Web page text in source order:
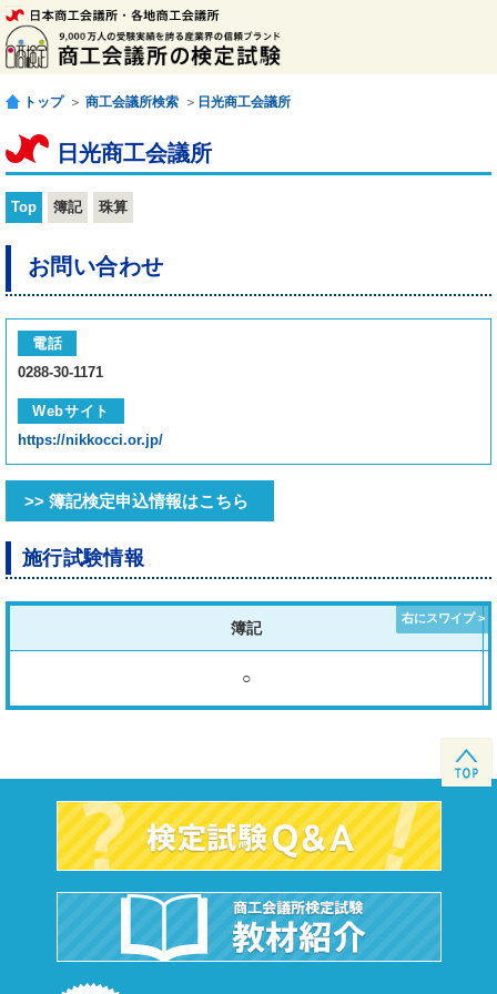
トップ ＞ 商工会議所検索 ＞ 日光商工会議所
日光商工会議所
Top 簿記 珠算
お問い合わせ
電話
0288-30-1171
Webサイト
https://nikkocci.or.jp/
>> 簿記検定申込情報はこちら
施行試験情報
簿記
○